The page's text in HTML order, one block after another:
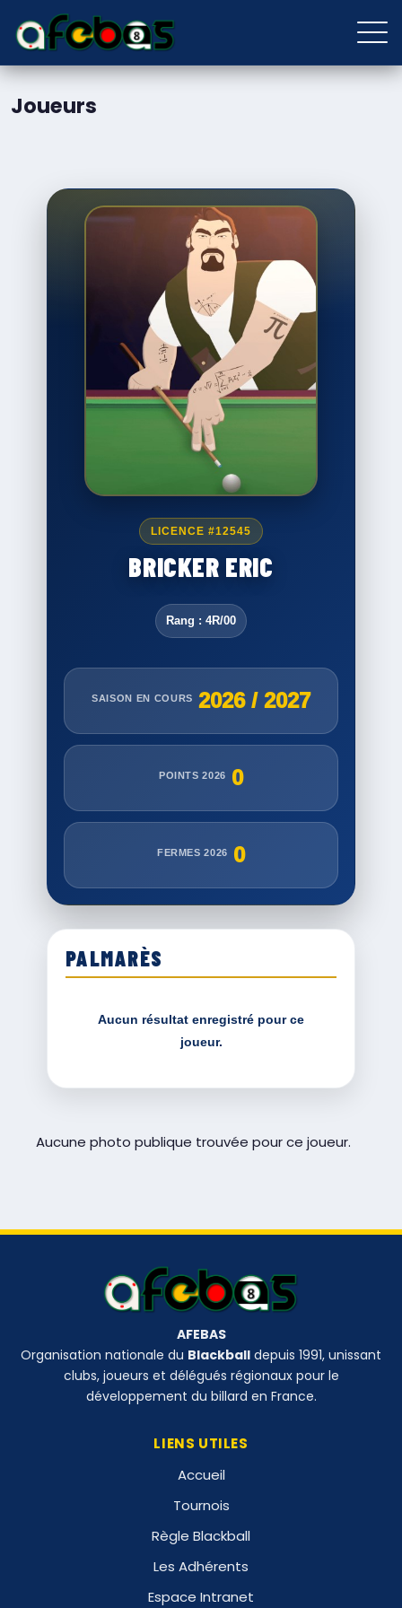
Joueurs
LICENCE #12545
BRICKER ERIC
Rang : 4R/00
SAISON EN COURS 2026 / 2027
POINTS 2026 0
FERMES 2026 0
PALMARÈS
Aucun résultat enregistré pour ce
joueur.
Aucune photo publique trouvée pour ce joueur.
AFEBAS
Organisation nationale du Blackball depuis 1991, unissant
clubs, joueurs et délégués régionaux pour le
développement du billard en France.
LIENS UTILES
Accueil
Tournois
Règle Blackball
Les Adhérents
Espace Intranet